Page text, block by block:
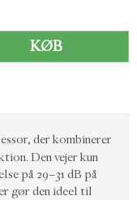
KØB
der kombinerer
Den vejer kun
på 29–31 dB på
gør den ideel til